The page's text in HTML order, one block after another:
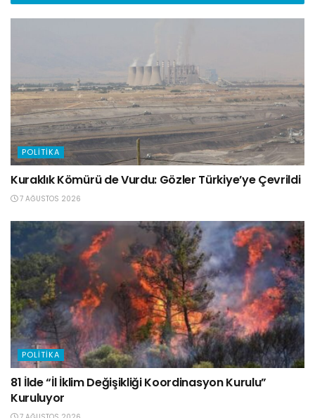
POLITIKA
Kuraklık Kömürü de Vurdu: Gözler Türkiye’ye Çevrildi
7 AĞUSTOS 2026
POLITIKA
81 İlde “İl İklim Değişikliği Koordinasyon Kurulu”
Kuruluyor